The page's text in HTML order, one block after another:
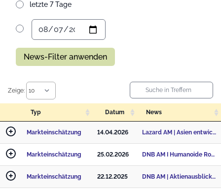
letzte 7 Tage
News-Filter anwenden
Zeige:
Typ Datum News
Markteinschätzung 14.04.2026 Lazard AM | Asien entwickelt sich zum globalen Zentrum
Markteinschätzung 25.02.2026 DNB AM I Humanoide Roboter: Teslas Wette auf die nächste industrielle Revolution
Markteinschätzung 22.12.2025 DNB AM | Aktienausblick: Europa und Nordics punkten mit industrieller Automatisierung